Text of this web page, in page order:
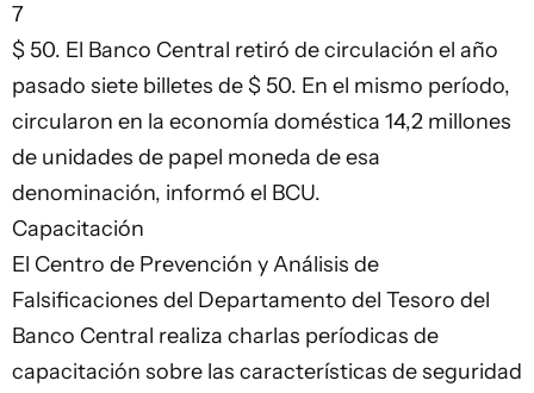
7
$ 50. El Banco Central retiró de circulación el año
pasado siete billetes de $ 50. En el mismo período,
circularon en la economía doméstica 14,2 millones
de unidades de papel moneda de esa
denominación, informó el BCU.
Capacitación
El Centro de Prevención y Análisis de
Falsificaciones del Departamento del Tesoro del
Banco Central realiza charlas períodicas de
capacitación sobre las características de seguridad